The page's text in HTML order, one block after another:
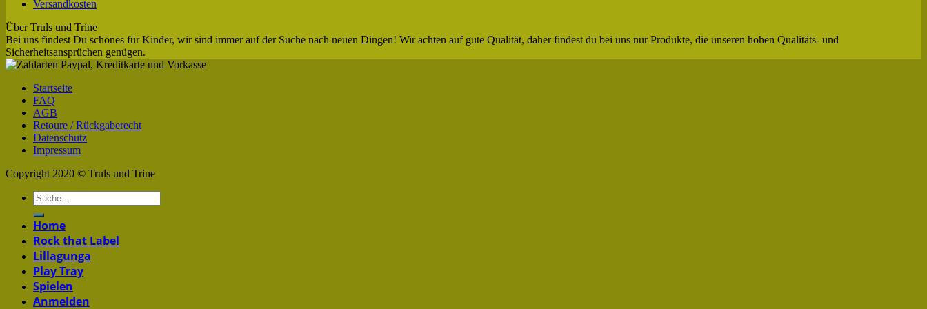
Versandkosten
Über Truls und Trine
Bei uns findest Du schönes für Kinder, wir sind immer auf der Suche nach neuen Dingen! Wir achten auf gute Qualität, daher findest du bei uns nur Produkte, die unseren hohen Qualitäts- und
Sicherheitsansprüchen genügen.
Startseite
FAQ
AGB
Retoure / Rückgaberecht
Datenschutz
Impressum
Copyright 2020 © Truls und Trine
Home
Rock that Label
Lillagunga
Play Tray
Spielen
Anmelden